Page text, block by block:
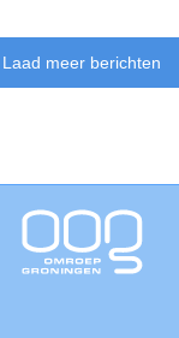
Laad meer berichten